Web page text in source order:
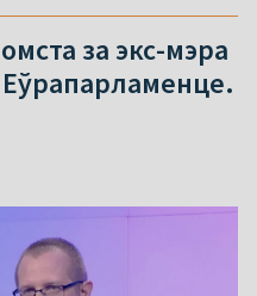
за экс-мэра
Еўрапарламенце.